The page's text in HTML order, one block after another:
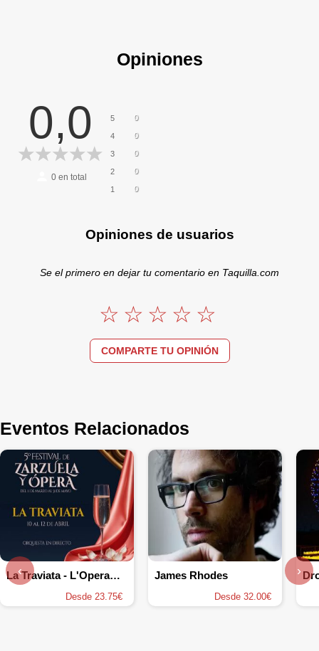
Opiniones
0,0
0en total
5 0
4 0
3 0
2 0
1 0
Opiniones de usuarios
Se el primero en dejar tu comentario en Taquilla.com
COMPARTE TU OPINIÓN
Eventos Relacionados
La Traviata - L'Operamore
Desde 23.75€
James Rhodes
Desde 32.00€
‹ ›